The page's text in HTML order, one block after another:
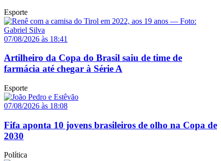
Esporte
07/08/2026 às 18:41
Artilheiro da Copa do Brasil saiu de time de
farmácia até chegar à Série A
Esporte
07/08/2026 às 18:08
Fifa aponta 10 jovens brasileiros de olho na Copa de
2030
Política